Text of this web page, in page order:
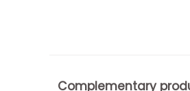
Complementary